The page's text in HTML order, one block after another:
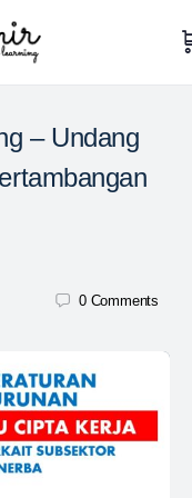
– Undang
0 Comments